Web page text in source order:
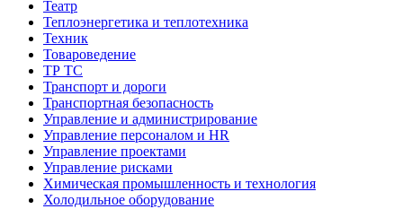
Театр
Теплоэнергетика и теплотехника
Техник
Товароведение
ТР ТС
Транспорт и дороги
Транспортная безопасность
Управление и администрирование
Управление персоналом и HR
Управление проектами
Управление рисками
Химическая промышленность и технология
Холодильное оборудование